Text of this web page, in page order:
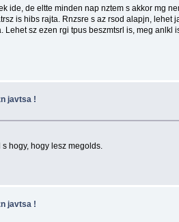
ide, de eltte minden nap nztem s akkor mg
is hibs rajta. Rnzsre s az rsod alapjn, lehet
sz ezen rgi tpus beszmtsrl is, meg
javtsa !
hogy, hogy lesz megolds.
javtsa !